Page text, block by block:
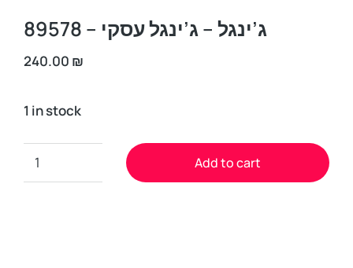
ג’ינגל – ג’ינגל עסקי – 89578
240.00 ₪
1 in stock
Add to cart